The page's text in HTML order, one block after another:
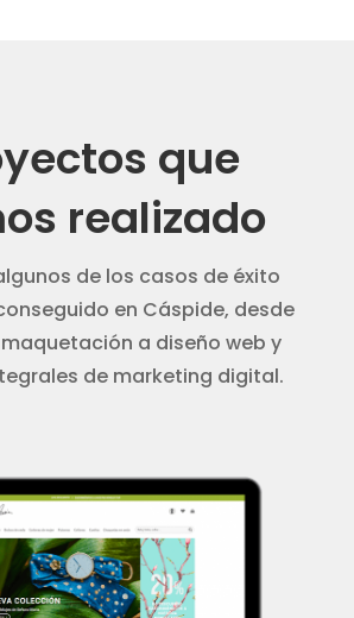
que
realizado
de los casos de éxito
en Cáspide, desde
a diseño web y
de marketing digital.